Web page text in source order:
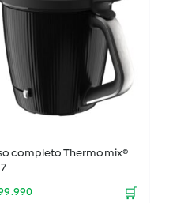
completo Thermomix®
🛒